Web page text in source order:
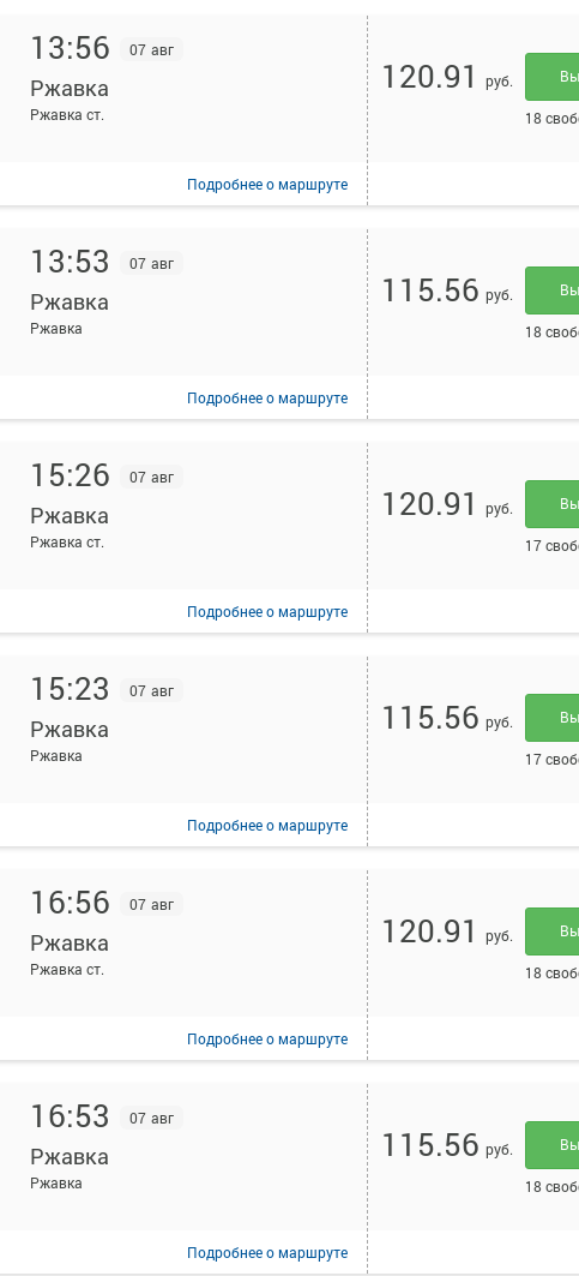
13:56 07 авг
Ржавка
Ржавка ст.
Подробнеео маршруте
120.91 руб.
18
13:53 07 авг
Ржавка
Ржавка
Подробнеео маршруте
115.56 руб.
18
15:26 07 авг
Ржавка
Ржавка ст.
Подробнеео маршруте
120.91 руб.
17
15:23 07 авг
Ржавка
Ржавка
Подробнеео маршруте
115.56 руб.
17
16:56 07 авг
Ржавка
Ржавка ст.
Подробнеео маршруте
120.91 руб.
18
16:53 07 авг
Ржавка
Ржавка
Подробнеео маршруте
115.56 руб.
18